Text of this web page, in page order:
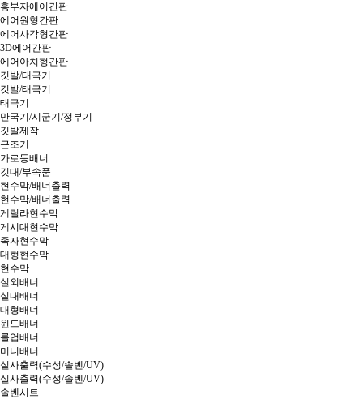
흥부자에어간판
에어원형간판
에어사각형간판
3D에어간판
에어아치형간판
깃발/태극기
깃발/태극기
태극기
만국기/시군기/정부기
깃발제작
근조기
가로등배너
깃대/부속품
현수막/배너출력
현수막/배너출력
게릴라현수막
게시대현수막
족자현수막
대형현수막
현수막
실외배너
실내배너
대형배너
윈드배너
롤업배너
미니배너
실사출력(수성/솔벤/UV)
실사출력(수성/솔벤/UV)
솔벤시트